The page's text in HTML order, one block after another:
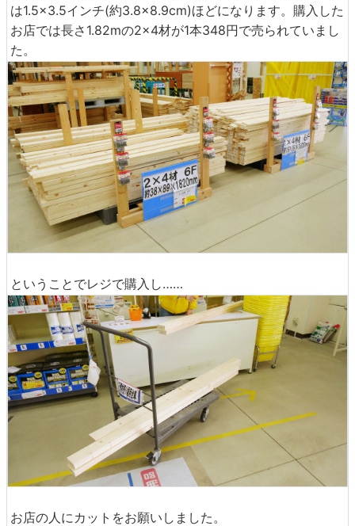
は1.5×3.5インチ(約3.8×8.9cm)ほどになります。購入した
お店では長さ1.82mの2×4材が1本348円で売られていまし
た。
ということでレジで購入し……
お店の人にカットをお願いしました。